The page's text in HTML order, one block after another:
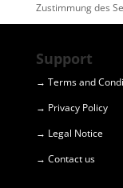
Zustimmung des
Support
→ Terms and
→ Privacy Policy
→ Legal Notice
→ Contact us